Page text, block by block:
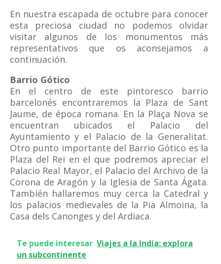
En nuestra escapada de octubre para conocer
esta preciosa ciudad no podemos olvidar
visitar algunos de los monumentos más
representativos que os aconsejamos a
continuación.
Barrio Gótico
En el centro de este pintoresco barrio
barcelonés encontraremos la Plaza de Sant
Jaume, de época romana. En la Plaça Nova se
encuentran ubicados el Palacio del
Ayuntamiento y el Palacio de la Generalitat.
Otro punto importante del Barrio Gótico es la
Plaza del Rei en el que podremos apreciar el
Palacio Real Mayor, el Palacio del Archivo de la
Corona de Aragón y la Iglesia de Santa Ágata.
También hallaremos muy cerca la Catedral y
los palacios medievales de la Pia Almoina, la
Casa dels Canonges y del Ardiaca.
Te puede interesar Viajes a la India: explora
un subcontinente